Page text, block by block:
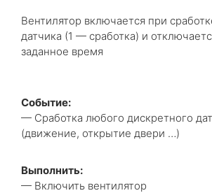
Вентилятор включается при
датчика (1 — сработка) и
заданное время
Событие:
— Сработка любого дискретного
(движение, открытие двери …)
Выполнить:
— Включить вентилятор